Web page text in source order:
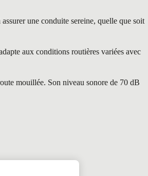
une conduite sereine, quelle que soit
aux conditions routières variées avec
mouillée. Son niveau sonore de 70 dB